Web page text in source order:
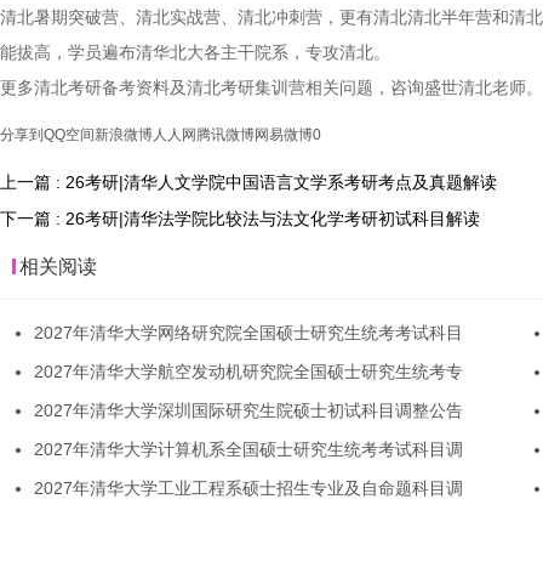
清北暑期突破营、清北实战营、清北冲刺营，更有清北清北半年营和清
能拔高，学员遍布清华北大各主干院系，专攻清北。
更多清北考研备考资料及清北考研集训营相关问题，咨询盛世清北老师。
分享到 QQ空间 新浪微博人人网 腾讯微博网易微博0
上一篇 : 26考研|清华人文学院中国语言文学系考研考点及真题解读
下一篇 : 26考研|清华法学院比较法与法文化学考研初试科目解读
相关阅读
2027年清华大学网络研究院全国硕士研究生统考考试科目
2027年清华大学航空发动机研究院全国硕士研究生统考专
2027年清华大学深圳国际研究生院硕士初试科目调整公告
2027年清华大学计算机系全国硕士研究生统考考试科目调
2027年清华大学工业工程系硕士招生专业及自命题科目调